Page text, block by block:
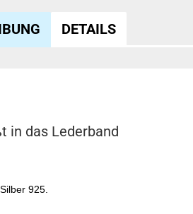
DETAILS
in das Lederband
925.